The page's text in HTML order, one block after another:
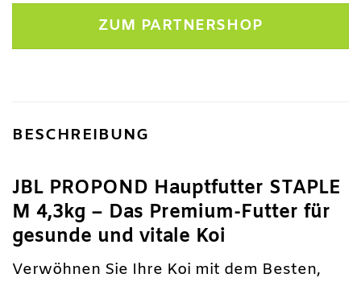
war:
35,49 €
ist:
31,99 €.
ZUM PARTNERSHOP
BESCHREIBUNG
JBL PROPOND Hauptfutter STAPLE
M 4,3kg – Das Premium-Futter für
gesunde und vitale Koi
Verwöhnen Sie Ihre Koi mit dem Besten,